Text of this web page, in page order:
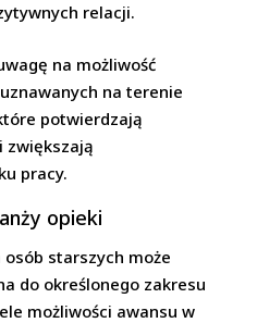
relacji.
na możliwość
na terenie
potwierdzają
zwiększają
pracy.
opieki
starszych może
do określonego zakresu
możliwości awansu w